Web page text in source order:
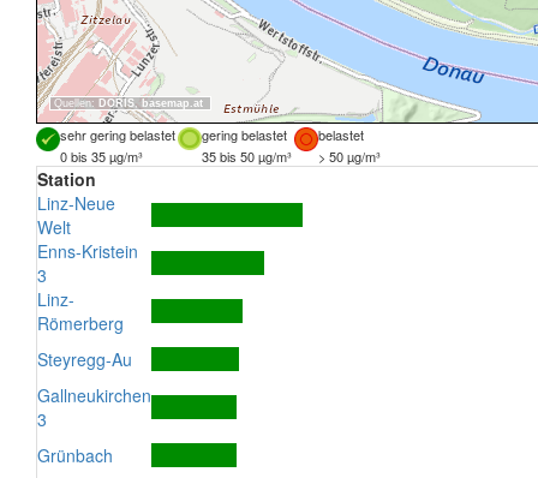
Quellen: DORIS, basemap.at
sehr gering belastet gering belastet
belastet
0 bis 35 µg/m³
35 bis 50 µg/m³ > 50 µg/m³
Station
Linz-Neue
Welt
Enns-Kristein
3
Linz-
Römerberg
Steyregg-Au
Gallneukirchen
3
Grünbach